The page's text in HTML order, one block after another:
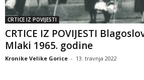
CRTICE IZ POVIJESTI
CRTICE IZ POVIJESTI
Mlaki 1965. godine
Kronike Velike Gorice - 13. travnja 2022